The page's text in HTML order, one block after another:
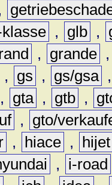
, glb ,
, grande
, gs , gs/gsa
, gta , gtb ,
,
gto/
, hiace ,
hijet
,
i-road